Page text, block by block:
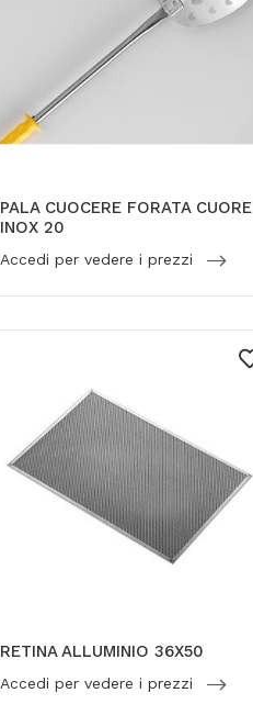
PALA CUOCERE FORATA CUORE
INOX 20
Accedi per vedere i prezzi
RETINA ALLUMINIO 36X50
Accedi per vedere i prezzi